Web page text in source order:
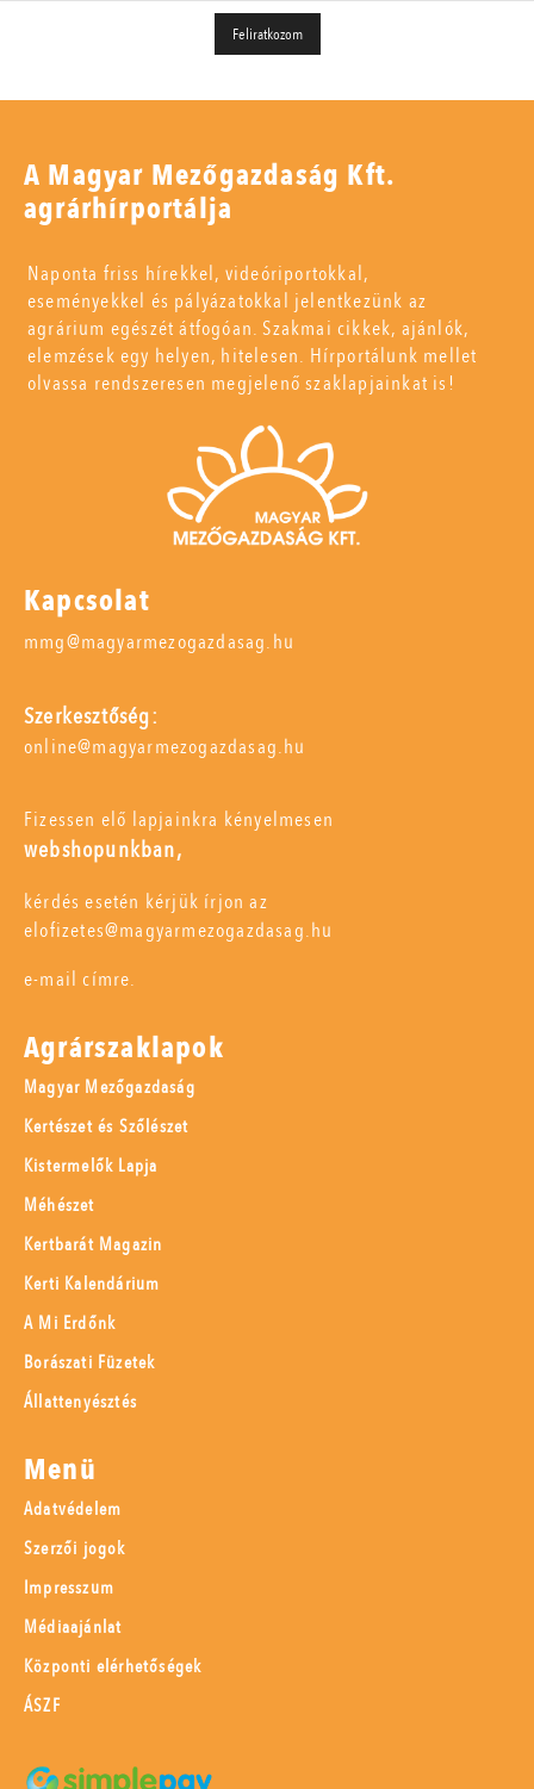
A Magyar Mezőgazdaság Kft.
agrárhírportálja
Naponta friss hírekkel, videóriportokkal,
eseményekkel és pályázatokkal jelentkezünk az
agrárium egészét átfogóan. Szakmai cikkek, ajánlók,
elemzések egy helyen, hitelesen. Hírportálunk mellet
olvassa rendszeresen megjelenő szaklapjainkat is!
Kapcsolat
mmg@magyarmezogazdasag.hu
Szerkesztőség:
online@magyarmezogazdasag.hu
Fizessen elő lapjainkra kényelmesen
webshopunkban,
kérdés esetén kérjük írjon az
elofizetes@magyarmezogazdasag.hu
e-mail címre.
Agrárszaklapok
Magyar Mezőgazdaság
Kertészet és Szőlészet
Kistermelők Lapja
Méhészet
Kertbarát Magazin
Kerti Kalendárium
A Mi Erdőnk
Borászati Füzetek
Állattenyésztés
Menü
Adatvédelem
Szerzői jogok
Impresszum
Médiaajánlat
Központi elérhetőségek
ÁSZF